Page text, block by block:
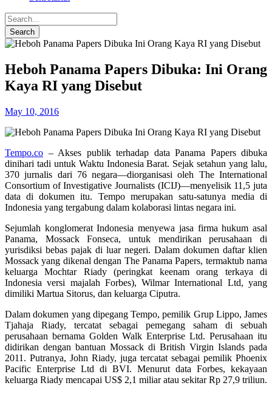
Heboh Panama Papers Dibuka: Ini Orang
Kaya RI yang Disebut
May 10, 2016
Tempo.co – Akses publik terhadap data Panama Papers dibuka
dinihari tadi untuk Waktu Indonesia Barat. Sejak setahun yang lalu,
370 jurnalis dari 76 negara—diorganisasi oleh The International
Consortium of Investigative Journalists (ICIJ)—menyelisik 11,5 juta
data di dokumen itu. Tempo merupakan satu-satunya media di
Indonesia yang tergabung dalam kolaborasi lintas negara ini.
Sejumlah konglomerat Indonesia menyewa jasa firma hukum asal
Panama, Mossack Fonseca, untuk mendirikan perusahaan di
yurisdiksi bebas pajak di luar negeri. Dalam dokumen daftar klien
Mossack yang dikenal dengan The Panama Papers, termaktub nama
keluarga Mochtar Riady (peringkat keenam orang terkaya di
Indonesia versi majalah Forbes), Wilmar International Ltd, yang
dimiliki Martua Sitorus, dan keluarga Ciputra.
Dalam dokumen yang dipegang Tempo, pemilik Grup Lippo, James
Tjahaja Riady, tercatat sebagai pemegang saham di sebuah
perusahaan bernama Golden Walk Enterprise Ltd. Perusahaan itu
didirikan dengan bantuan Mossack di British Virgin Islands pada
2011. Putranya, John Riady, juga tercatat sebagai pemilik Phoenix
Pacific Enterprise Ltd di BVI. Menurut data Forbes, kekayaan
keluarga Riady mencapai US$ 2,1 miliar atau sekitar Rp 27,9 triliun.